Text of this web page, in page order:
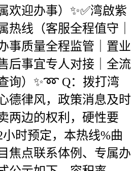
欢迎办事）✨✅湾啟紫
热线（客服全程值守｜
事质量全程监管｜置业
后事宜专人对接｜全流
询）✨➿ Q：拨打湾
德律风，政策消息及时
两边的权利，硬性要
时预定，本热线%曲
焦点联系体例、专属办